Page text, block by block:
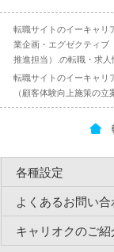
転職サイトのイーキャリ
業企画・エグゼクティブ
推進担当）.の転職・求人
転職サイトのイーキャリ
（顧客体験向上施策の
各種設定
よくあるお問い合
キャリオクのご紹